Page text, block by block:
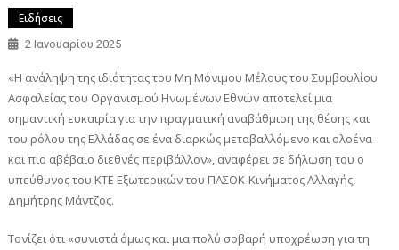
Ειδήσεις
2 Ιανουαρίου 2025
«Η ανάληψη της ιδιότητας του Μη Μόνιμου Μέλους του Συμβουλίου
Ασφαλείας του Οργανισμού Ηνωμένων Εθνών αποτελεί μια
σημαντική ευκαιρία για την πραγματική αναβάθμιση της θέσης και
του ρόλου της Ελλάδας σε ένα διαρκώς μεταβαλλόμενο και ολοένα
και πιο αβέβαιο διεθνές περιβάλλον», αναφέρει σε δήλωση του ο
υπεύθυνος του ΚΤΕ Εξωτερικών του ΠΑΣΟΚ-Κινήματος Αλλαγής,
Δημήτρης Μάντζος.
Τονίζει ότι «συνιστά όμως και μια πολύ σοβαρή υποχρέωση για τη